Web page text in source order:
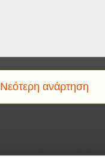
Νεότερη ανάρτηση